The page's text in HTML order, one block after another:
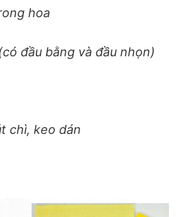
hoa
đầu bằng và đầu nhọn)
chì, keo dán